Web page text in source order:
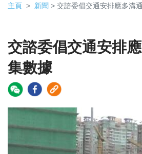
主頁 新聞 > 交諮委倡交通安排應多溝
交諮委倡交通安排
集數據